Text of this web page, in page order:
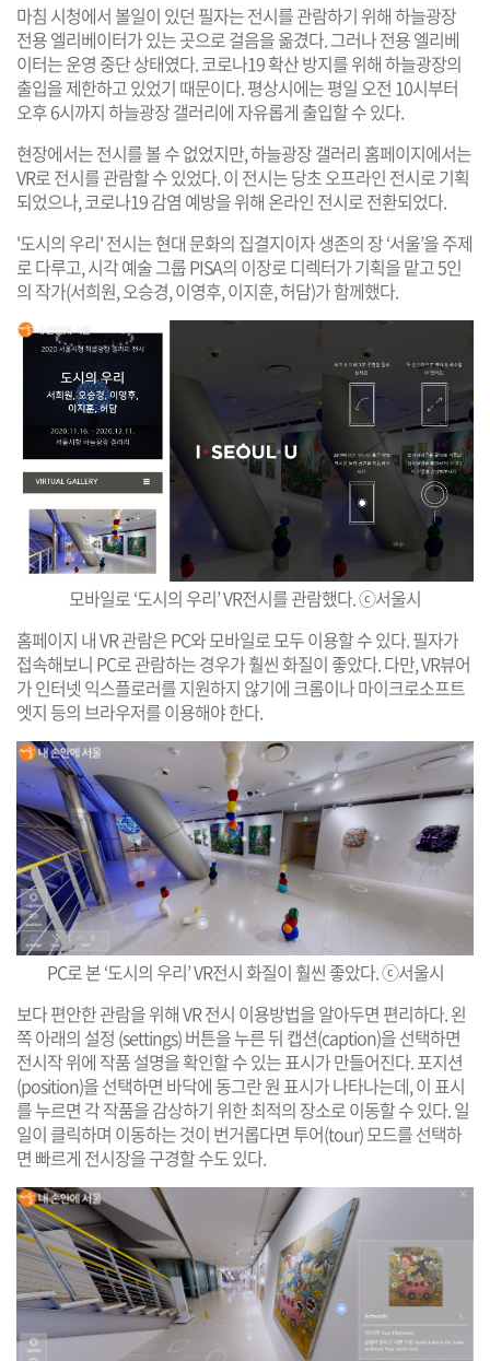
마침 시청에서 볼일이 있던 필자는 전시를 관람하기 위해 하늘광장
전용 엘리베이터가 있는 곳으로 걸음을 옮겼다. 그러나 전용 엘리베
이터는 운영 중단 상태였다. 코로나19 확산 방지를 위해 하늘광장의
출입을 제한하고 있었기 때문이다. 평상시에는 평일 오전 10시부터
오후 6시까지 하늘광장 갤러리에 자유롭게 출입할 수 있다.
현장에서는 전시를 볼 수 없었지만, 하늘광장 갤러리 홈페이지에서는
VR로 전시를 관람할 수 있었다. 이 전시는 당초 오프라인 전시로 기획
되었으나, 코로나19 감염 예방을 위해 온라인 전시로 전환되었다.
'도시의 우리' 전시는 현대 문화의 집결지이자 생존의 장 ‘서울’을 주제
로 다루고, 시각 예술 그룹 PISA의 이장로 디렉터가 기획을 맡고 5인
의 작가(서희원, 오승경, 이영후, 이지훈, 허담)가 함께했다.
모바일로 ‘도시의 우리’ VR전시를 관람했다. ⓒ서울시
홈페이지 내 VR 관람은 PC와 모바일로 모두 이용할 수 있다. 필자가
접속해보니 PC로 관람하는 경우가 훨씬 화질이 좋았다. 다만, VR뷰어
가 인터넷 익스플로러를 지원하지 않기에 크롬이나 마이크로소프트
엣지 등의 브라우저를 이용해야 한다.
PC로 본 ‘도시의 우리’ VR전시 화질이 훨씬 좋았다. ⓒ서울시
보다 편안한 관람을 위해 VR 전시 이용방법을 알아두면 편리하다. 왼
쪽 아래의 설정 (settings) 버튼을 누른 뒤 캡션(caption)을 선택하면
전시작 위에 작품 설명을 확인할 수 있는 표시가 만들어진다. 포지션
(position)을 선택하면 바닥에 동그란 원 표시가 나타나는데, 이 표시
를 누르면 각 작품을 감상하기 위한 최적의 장소로 이동할 수 있다. 일
일이 클릭하며 이동하는 것이 번거롭다면 투어(tour) 모드를 선택하
면 빠르게 전시장을 구경할 수도 있다.